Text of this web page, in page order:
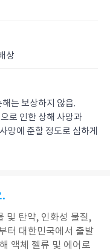
상
는 보상하지 않음.
로 인한 상해 사망과
망에 준할 정도로 심하게
및 탄약, 인화성 물질,
터 대한민국에서 출발
액체 젤류 및 에어로